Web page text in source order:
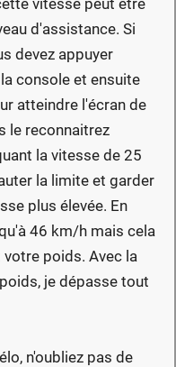
n'oubliez pas de
genre de vélo car
le vélo et
avec le vélo car
mais
aussi que la
en flèche. Votre
et passer sous la